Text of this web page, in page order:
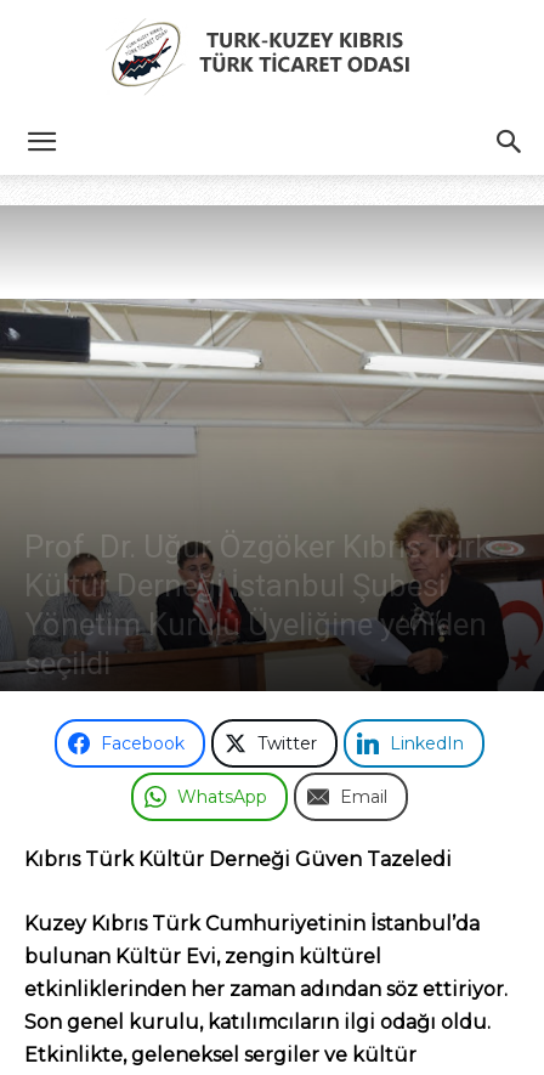
Türk
Odası
Prof. Dr. Uğur Özgöker Kıbrıs Türk
Kültür Derneği İstanbul Şubesi
Yönetim Kurulu Üyeliğine yeniden
seçildi
Facebook Twitter LinkedIn
WhatsApp Email
Kıbrıs Türk Kültür Derneği Güven Tazeledi
Kuzey Kıbrıs Türk Cumhuriyetinin İstanbul’da
bulunan Kültür Evi, zengin kültürel
etkinliklerinden her zaman adından söz ettiriyor.
Son genel kurulu, katılımcıların ilgi odağı oldu.
Etkinlikte, geleneksel sergiler ve kültür